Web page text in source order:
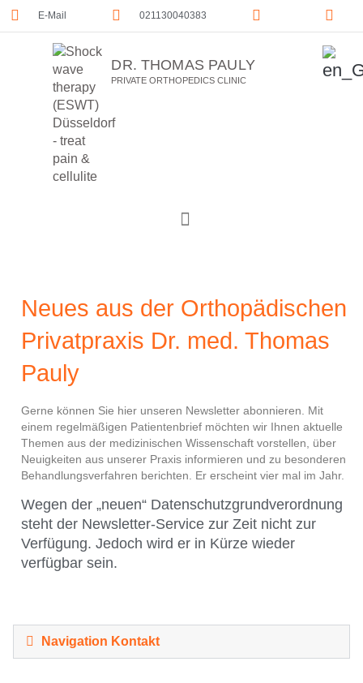
E-Mail 021130040383
DR. THOMAS PAULY
PRIVATE ORTHOPEDICS CLINIC
Neues aus der Orthopädischen
Privatpraxis Dr. med. Thomas
Pauly
Gerne können Sie hier unseren Newsletter abonnieren. Mit
einem regelmäßigen Patientenbrief möchten wir Ihnen aktuelle
Themen aus der medizinischen Wissenschaft vorstellen, über
Neuigkeiten aus unserer Praxis informieren und zu besonderen
Behandlungsverfahren berichten. Er erscheint vier mal im Jahr.
Wegen der „neuen“ Datenschutzgrundverordnung
steht der Newsletter-Service zur Zeit nicht zur
Verfügung. Jedoch wird er in Kürze wieder
verfügbar sein.
Navigation Kontakt